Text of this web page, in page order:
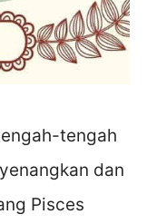
tengah
dan
Pisces